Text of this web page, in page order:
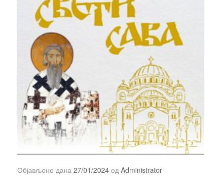
Објављено дана 27/01/2024 од Administrator